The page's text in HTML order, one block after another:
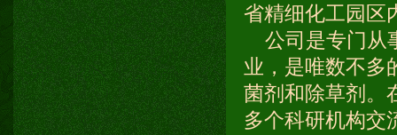
省精细化工园区
公司是专门从
业，是唯数不多
菌剂和除草剂。
多个科研机构交